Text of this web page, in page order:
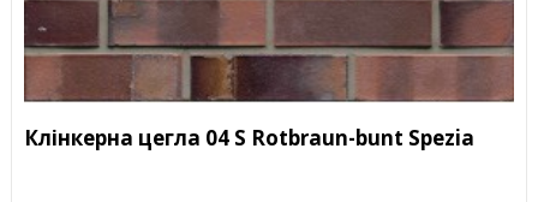
Клінкерна цегла 04 S Rotbraun-bunt Spezia